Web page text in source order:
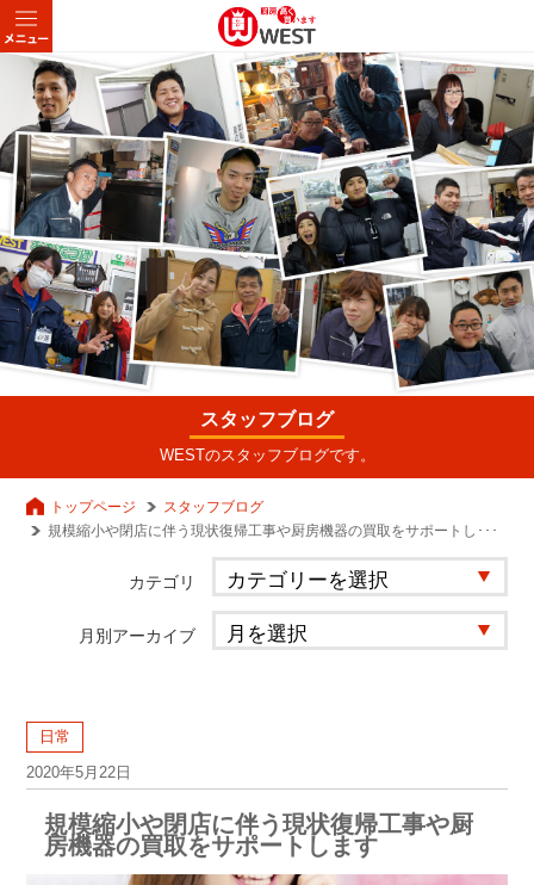
スタッフブログ
WESTのスタッフブログです。
トップページ
スタッフブログ
規模縮小や閉店に伴う現状復帰工事や厨房機器の買取をサポートし･･･
カテゴリ
月別アーカイブ
日常
2020年5月22日
規模縮小や閉店に伴う現状復帰工事や厨
房機器の買取をサポートします